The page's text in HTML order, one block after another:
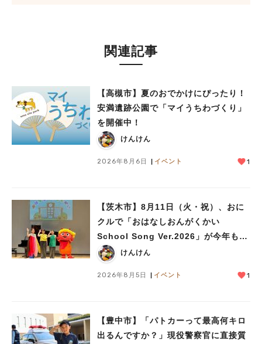
関連記事
【高槻市】夏のおでかけにぴったり！
安満遺跡公園で「マイうちわづくり」
を開催中！
けんけん
2026年8月6日 イベント 1
【茨木市】8月11日（火・祝）、おに
クルで「おはなしおんがくかい
School Song Ver.2026」が今年も開
催！テーマは「学校」♪
けんけん
2026年8月5日 イベント 1
【豊中市】「パトカーって最高何キロ
出るんですか？」現役警察官に直接質